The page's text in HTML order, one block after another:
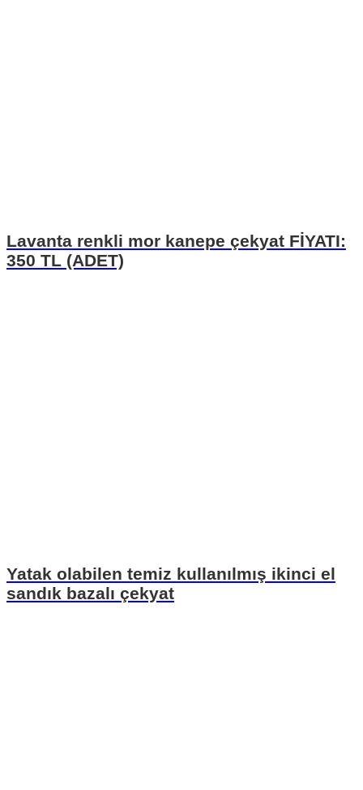
Lavanta renkli mor kanepe çekyat FİYATI:
350 TL (ADET)
Yatak olabilen temiz kullanılmış ikinci el
sandık bazalı çekyat